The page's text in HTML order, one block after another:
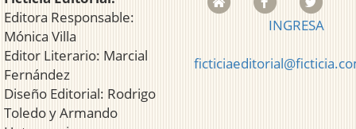
Editora Responsable:
Mónica Villa
Editor Literario: Marcial
Fernández
Diseño Editorial: Rodrigo
Toledo y Armando
INGRESA